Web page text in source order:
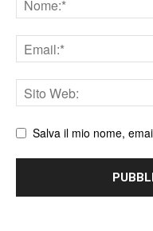
Email
Sito
web
Salva il mio nome,